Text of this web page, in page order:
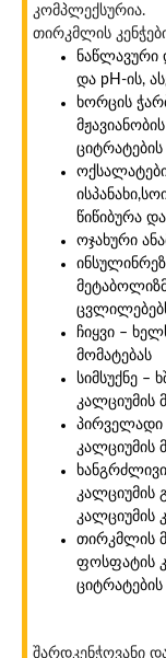
კომპლექსურია.
თირკმლის
ნაწლავური
და pH-ის,
ხორცის
ციტრატების
წიწიბურა
ოჯახური
ჩიყვი –
მომატებას
სიმსუქნე –
კალციუმის
პირველადი
კალციუმის
კალციუმის
კალციუმის
თირკმლის
ფოსფატის
ციტრატების
შარდკენჭოვანი